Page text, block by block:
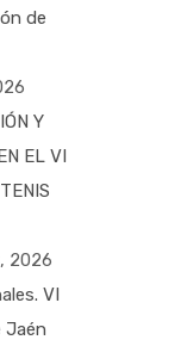
de
Y
EL VI
2026
VI
Jaén